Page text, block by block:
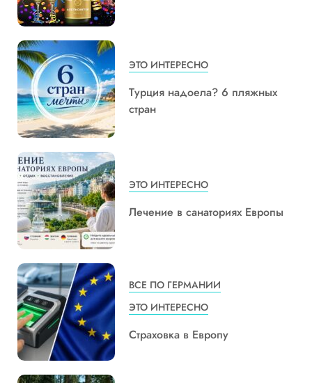
ЭТО ИНТЕРЕСНО
Турция надоела? 6 пляжных
стран
ЭТО ИНТЕРЕСНО
Лечение в санаториях Европы
ВСЕ ПО ГЕРМАНИИ
ЭТО ИНТЕРЕСНО
Страховка в Европу